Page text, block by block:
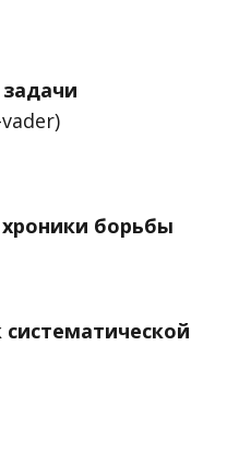
борьбы